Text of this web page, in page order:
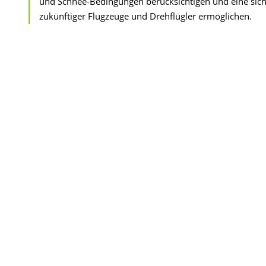
zukünftiger Flugzeuge und Drehflügler ermöglichen.